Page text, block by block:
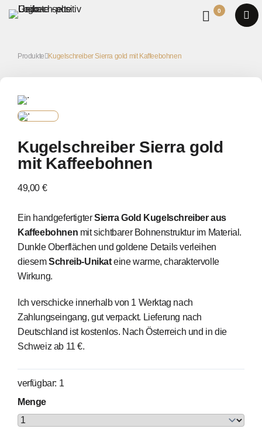
0
Produkte Kugelschreiber Sierra gold mit Kaffeebohnen
Kugelschreiber Sierra gold
mit Kaffeebohnen
49,00 €
Ein handgefertigterSierra Gold Kugelschreiber aus
Kaffeebohnen mit sichtbarer Bohnenstruktur im Material.
Dunkle Oberflächen und goldene Details verleihen
diesemSchreib-Unikateine warme, charaktervolle
Wirkung.
Ich verschicke innerhalb von 1 Werktag nach
Zahlungseingang, gut verpackt. Lieferung nach
Deutschland ist kostenlos. Nach Österreich und in die
Schweiz ab 11 €.
verfügbar: 1
Menge